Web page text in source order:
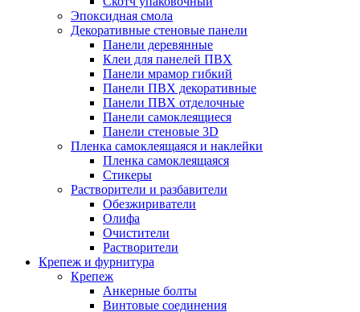
Эпоксидная смола
Декоративные стеновые панели
Панели деревянные
Клеи для панелей ПВХ
Панели мрамор гибкий
Панели ПВХ декоративные
Панели ПВХ отделочные
Панели самоклеящиеся
Панели стеновые 3D
Пленка самоклеящаяся и наклейки
Пленка самоклеящаяся
Стикеры
Растворители и разбавители
Обезжириватели
Олифа
Очистители
Растворители
Крепеж и фурнитура
Крепеж
Анкерные болты
Винтовые соединения